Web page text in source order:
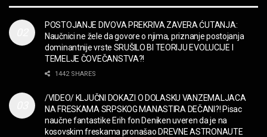
“Missin’ Yo’ Kissin'” BILLY ZZ TOP
MUZIKA
FILM
POSTOJANJE DIVOVA PREKRIVA ZAVERA ĆUTANJA:
Naučnici ne žele da govore o njima, priznanje postojanja
dominantnije vrste SRUŠILO BI TEORIJU EVOLUCIJE I
TEMELJE ČOVEČANSTVA?!
1442 SHARES
/VIDEO/ KLJUČNI DOKAZI O DOLASKU VANZEMALJACA
NA FRESKAMA SRPSKOG MANASTIRA DEČANI?! Pisac
naučne fantastike Erih fon Deniken uveren da je na
kosovskim freskama pronašao DREVNE ASTRONAUTE